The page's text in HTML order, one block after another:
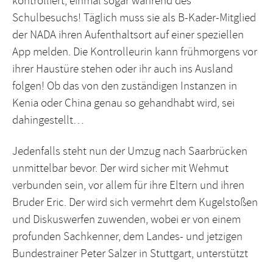
Schulbesuchs! Täglich muss sie als B-Kader-Mitglied
der NADA ihren Aufenthaltsort auf einer speziellen
App melden. Die Kontrolleurin kann frühmorgens vor
ihrer Haustüre stehen oder ihr auch ins Ausland
folgen! Ob das von den zuständigen Instanzen in
Kenia oder China genau so gehandhabt wird, sei
dahingestellt…
Jedenfalls steht nun der Umzug nach Saarbrücken
unmittelbar bevor. Der wird sicher mit Wehmut
verbunden sein, vor allem für ihre Eltern und ihren
Bruder Eric. Der wird sich vermehrt dem Kugelstoßen
und Diskuswerfen zuwenden, wobei er von einem
profunden Sachkenner, dem Landes- und jetzigen
Bundestrainer Peter Salzer in Stuttgart, unterstützt